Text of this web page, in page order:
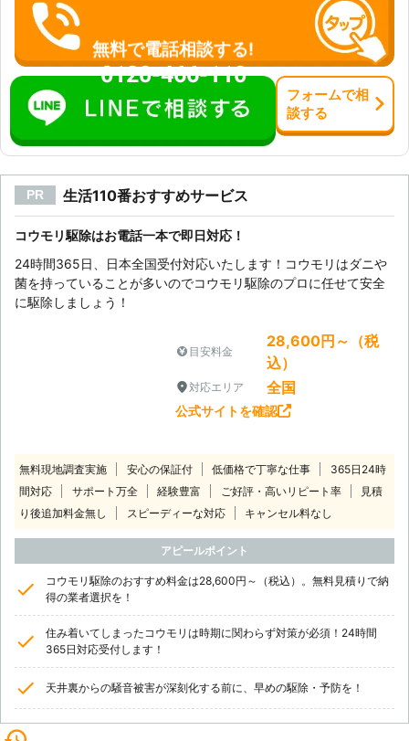
無料で電話相談する!
0120-466-110
フォームで相
談する
PR 生活110番おすすめサービス
コウモリ駆除はお電話一本で即日対応！
24時間365日、日本全国受付対応いたします！コウモリはダニや
菌を持っていることが多いのでコウモリ駆除のプロに任せて安全
に駆除しましょう！
目安料金
28,600円～（税
込）
対応エリア 全国
公式サイトを確認
無料現地調査実施 安心の保証付 低価格で丁寧な仕事
365日24時
間対応
サポート万全 経験豊富 ご好評・高いリピート率
見積
り後追加料金無し
スピーディーな対応 キャンセル料なし
アピールポイント
コウモリ駆除のおすすめ料金は28,600円～（税込）。無料見積りで納
得の業者選択を！
住み着いてしまったコウモリは時期に関わらず対策が必須！24時間
365日対応受付します！
天井裏からの騒音被害が深刻化する前に、早めの駆除・予防を！